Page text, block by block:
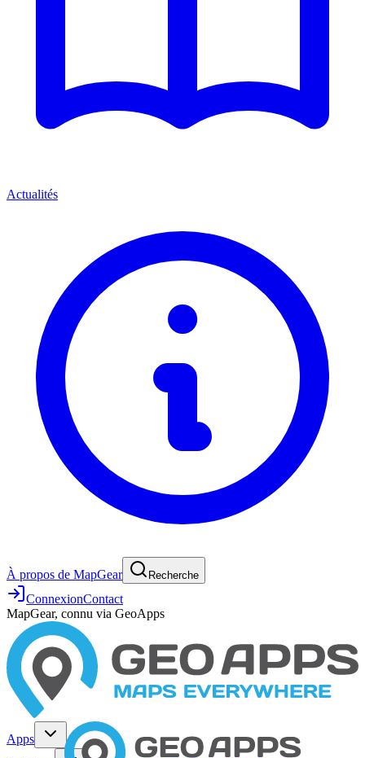
Actualités
À propos de MapGear Recherche
ConnexionContact
MapGear, connu via GeoApps
Apps